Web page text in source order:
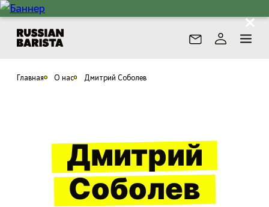
Главная О нас Дмитрий Соболев
Дмитрий
Соболев